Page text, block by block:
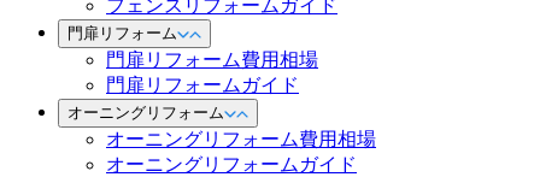
フェンスリフォームガイド
門扉リフォーム
門扉リフォーム費用相場
門扉リフォームガイド
オーニングリフォーム
オーニングリフォーム費用相場
オーニングリフォームガイド